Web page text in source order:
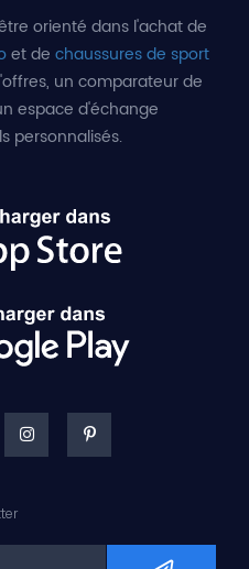
orienté dans l'achat de
et de chaussures de sport
un comparateur de
espace d'échange
personnalisés.